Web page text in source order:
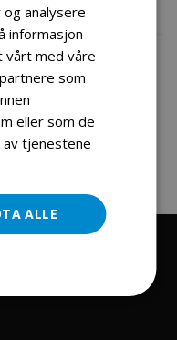
trekk til gl 1700
enskreddersydd-trekk-
Service. Vi har et stort
segmentet. Velkommen
og analysere
informasjon
vårt med våre
som
eller som de
av tjenestene
ALLE